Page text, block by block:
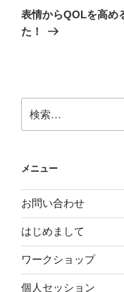
ゲ
ー
の
投
表情からQOLを高め
た！
索:
メニュー
お問い合わせ
はじめまして
ワークショップ
個人セッション